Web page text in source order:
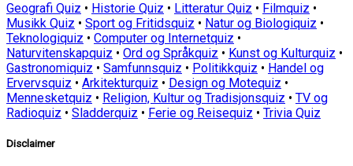
Geografi Quiz • Historie Quiz • Litteratur Quiz • Filmquiz •
Musikk Quiz • Sport og Fritidsquiz • Natur og Biologiquiz •
Teknologiquiz • Computer og Internetquiz •
Naturvitenskapquiz • Ord og Språkquiz • Kunst og Kulturquiz •
Gastronomiquiz • Samfunnsquiz • Politikkquiz • Handel og
Ervervsquiz • Arkitekturquiz • Design og Motequiz •
Mennesketquiz • Religion, Kultur og Tradisjonsquiz • TV og
Radioquiz • Sladderquiz • Ferie og Reisequiz • Trivia Quiz
Disclaimer